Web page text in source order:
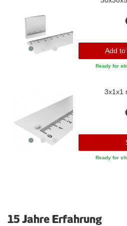
Add
Ready for
3x1x1
Ready for
15 Jahre Erfahrung